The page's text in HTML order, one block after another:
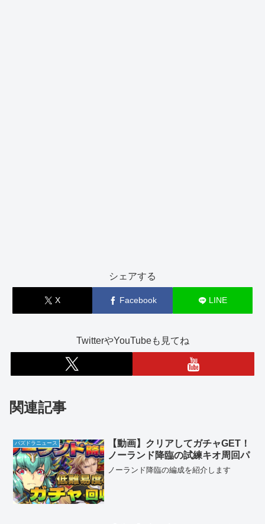
シェアする
X Facebook LINE
TwitterやYouTubeも見てね
関連記事
パズドラニュース
【動画】クリアしてガチャGET！
ノーランド降臨の試練キオ周回パ
ノーランド降臨の編成を紹介します